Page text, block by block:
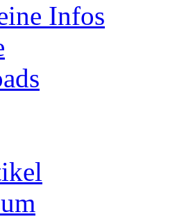
Infos